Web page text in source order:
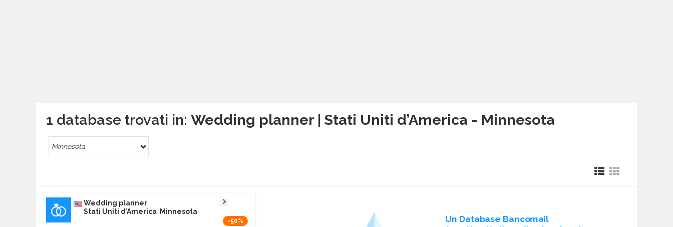
1 database trovati in: Wedding planner | Stati Uniti d’America - Minnesota
Minnesota
Wedding planner
Stati Uniti d’America Minnesota
-50% Un Database Bancomail